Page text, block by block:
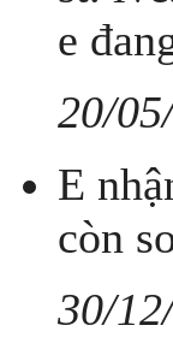
e
20/
E
còn
30/